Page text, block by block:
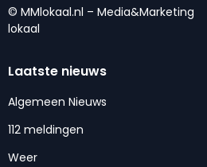
© MMlokaal.nl – Media&Marketing
lokaal
Laatste nieuws
Algemeen Nieuws
112 meldingen
Weer